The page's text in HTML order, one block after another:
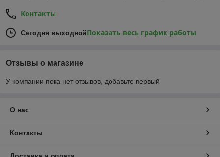
Контакты
Сегодня выходнойПоказать весь график работы
Отзывы о магазине
У компании пока нет отзывов, добавьте первый
О нас
Контакты